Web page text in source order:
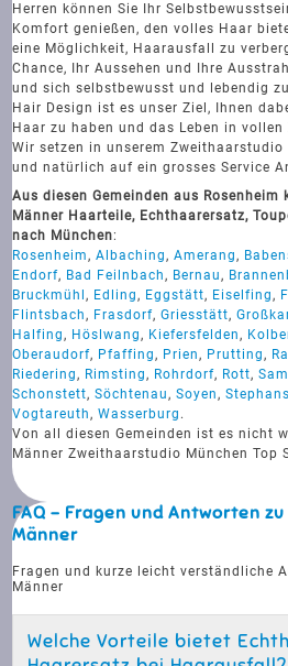
Herren können Sie Ihr
Komfort genießen, den volles Haar
eine Möglichkeit, Haarausfall zu
Chance, Ihr Aussehen und Ihre
und sich selbstbewusst und lebendig
Hair Design ist es unser Ziel, Ihnen
Haar zu haben und das Leben in vollen
Wir setzen in unserem
und natürlich auf ein grosses Service
Aus diesen Gemeinden aus
Männer Haarteile, Echthaarersatz,
nach München:
Rosenheim,Albaching,Amerang,
Endorf, Bad Feilnbach, Bernau,
Bruckmühl, Edling, Eggstätt, Eiselfing,
Flintsbach, Frasdorf,Griesstätt,
Halfing, Höslwang, Kiefersfelden,
Oberaudorf, Pfaffing, Prien, Prutting,
Riedering, Rimsting, Rohrdorf, Rott,
Schonstett,Söchtenau,Soyen,
Vogtareuth,Wasserburg .
Von all diesen Gemeinden ist es nicht
Männer Zweithaarstudio München Top
FAQ - Fragen und Antworten
Männer
Fragen und kurze leicht verständliche
Männer
Welche Vorteile bietet